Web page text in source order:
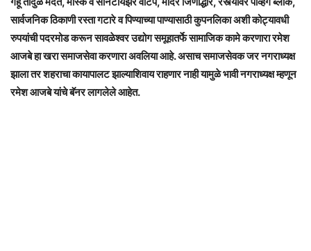
सार्वजनिक ठिकाणी रस्ता गटारे व पिण्याच्या पाण्यासाठी कुपनलिका अशी कोट्यावधी
रुपयांची पदरमोड करून सावळेश्वर उद्योग समूहातर्फे सामाजिक कामे करणारा रमेश
आजबे हा खरा समाजसेवा करणारा अवलिया आहे. असाच समाजसेवक जर नगराध्यक्ष
झाला तर शहराचा कायापालट झाल्याशिवाय राहणार नाही यामुळे भावी नगराध्यक्ष म्हणून
रमेश आजबे यांचे बॅनर लागलेले आहेत.